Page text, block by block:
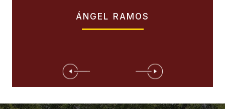
ÁNGEL RAMOS